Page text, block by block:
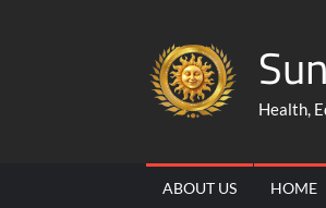
Health,
ABOUT US HOME